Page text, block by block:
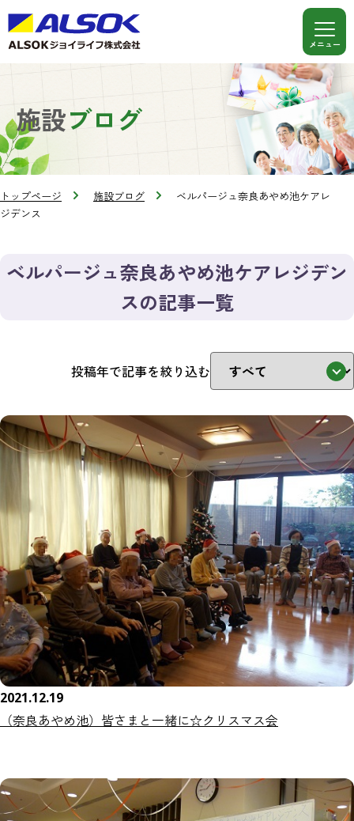
施設ブログ
トップページ 施設ブログ
ベルパージュ奈良あやめ池ケアレ
ジデンス
ベルパージュ奈良あやめ池ケアレジデン
スの記事一覧
投稿年で記事を絞り込む
2021.12.19
（奈良あやめ池）皆さまと一緒に☆クリスマス会